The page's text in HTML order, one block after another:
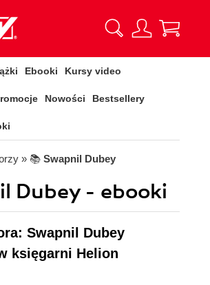
Ebooki Kursy video
Nowości Bestsellery
» 📚 Swapnil Dubey
Dubey - ebooki
Swapnil Dubey
księgarni Helion